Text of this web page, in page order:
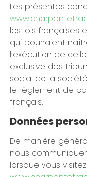
Les présentes
les lois françaises
qui pourraient
l’exécution de
exclusive des
social de la
le règlement de
français.
Données
De manière
nous
lorsque vous